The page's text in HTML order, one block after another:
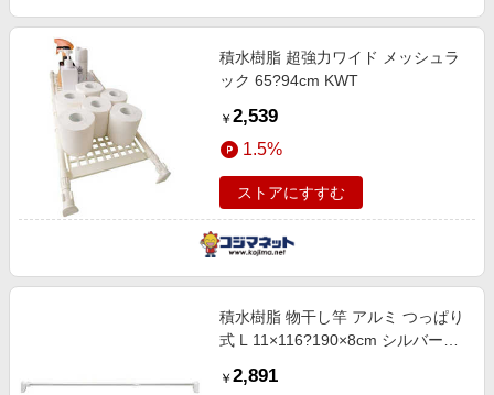
積水樹脂 超強力ワイド メッシュラ
ック 65?94cm KWT
￥ 2,539
1.5%
ストアにすすむ
積水樹脂 物干し竿 アルミ つっぱり
式 L 11×116?190×8cm シルバー＆
￥ 2,891